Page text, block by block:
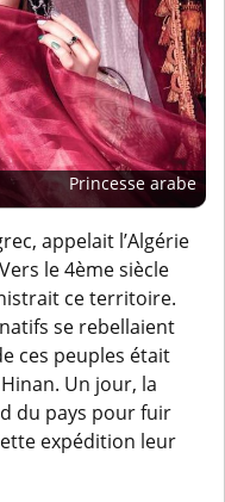
Princesse arabe
appelait l’Algérie
le 4ème siècle
ce territoire.
se rebellaient
ces peuples était
Un jour, la
du pays pour fuir
expédition leur